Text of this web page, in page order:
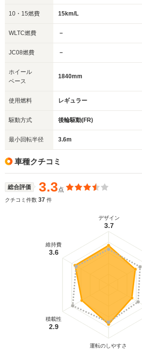
10・15燃費 15km/L
WLTC燃費 －
JC08燃費 －
ホイール
ベース
1840mm
使用燃料 レギュラー
駆動方式 後輪駆動(FR)
最小回転半径 3.6m
車種クチコミ
総合評価 3.3点
クチコミ件数 37 件
デザイン
3.7
運転のしやすさ
積載性
2.9
維持費
3.6